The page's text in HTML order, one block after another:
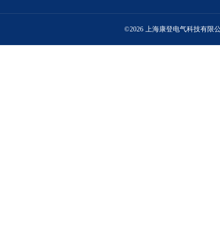
©2026 上海康登电气科技有限